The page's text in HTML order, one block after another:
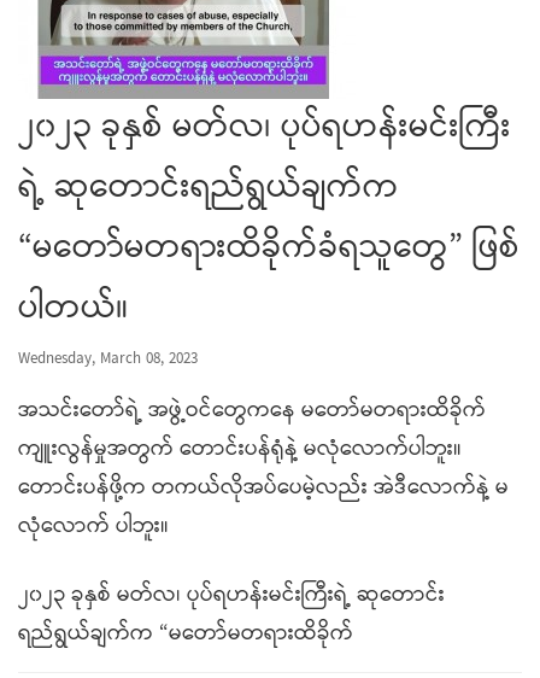
၂၀၂၃ ခုနှစ် မတ်လ၊ ပုပ်ရဟန်းမင်းကြီး
ရဲ့ ဆုတောင်းရည်ရွယ်ချက်က
“မတော်မတရားထိခိုက်ခံရသူတွေ” ဖြစ်
ပါတယ်။
Wednesday, March 08, 2023
အသင်းတော်ရဲ့ အဖွဲ့ဝင်တွေကနေ မတော်မတရားထိခိုက်
ကျူးလွန်မှုအတွက် တောင်းပန်ရုံနဲ့ မလုံလောက်ပါဘူး။
တောင်းပန်ဖို့က တကယ်လိုအပ်ပေမဲ့လည်း အဲဒီလောက်နဲ့ မ
လုံလောက် ပါဘူး။
၂၀၂၃ ခုနှစ် မတ်လ၊ ပုပ်ရဟန်းမင်းကြီးရဲ့ ဆုတောင်း
ရည်ရွယ်ချက်က “မတော်မတရားထိခိုက်